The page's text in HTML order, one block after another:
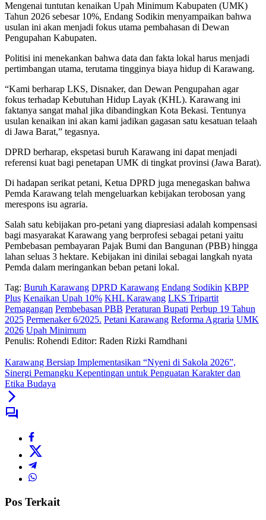
Mengenai tuntutan kenaikan Upah Minimum Kabupaten (UMK)
Tahun 2026 sebesar 10%, Endang Sodikin menyampaikan bahwa
usulan ini akan menjadi fokus utama pembahasan di Dewan
Pengupahan Kabupaten.
Politisi ini menekankan bahwa data dan fakta lokal harus menjadi
pertimbangan utama, terutama tingginya biaya hidup di Karawang.
“Kami berharap LKS, Disnaker, dan Dewan Pengupahan agar
fokus terhadap Kebutuhan Hidup Layak (KHL). Karawang ini
faktanya sangat mahal jika dibandingkan Kota Bekasi. Tentunya
usulan kenaikan ini akan kami jadikan gagasan satu kesatuan telaah
di Jawa Barat,” tegasnya.
DPRD berharap, ekspetasi buruh Karawang ini dapat menjadi
referensi kuat bagi penetapan UMK di tingkat provinsi (Jawa Barat).
Di hadapan serikat petani, Ketua DPRD juga menegaskan bahwa
Pemda Karawang telah mengeluarkan kebijakan terobosan yang
merespons isu agraria.
Salah satu kebijakan pro-petani yang diapresiasi adalah kompensasi
bagi masyarakat Karawang yang berprofesi sebagai petani yaitu
Pembebasan pembayaran Pajak Bumi dan Bangunan (PBB) hingga
lahan seluas 3 hektare. Kebijakan ini dinilai sebagai langkah nyata
Pemda dalam meringankan beban petani lokal.
Tag: Buruh Karawang DPRD Karawang Endang Sodikin KBPP
Plus Kenaikan Upah 10% KHL Karawang LKS Tripartit
Pemagangan Pembebasan PBB Peraturan Bupati Perbup 19 Tahun
2025 Permenaker 6/2025. Petani Karawang Reforma Agraria UMK
2026 Upah Minimum
Penulis: Rohendi Editor: Raden Rizki Ramdhani
Karawang Bersiap Implementasikan “Nyeni di Sakola 2026”,
Sinergi Pemangku Kepentingan untuk Penguatan Karakter dan
Etika Budaya
Pos Terkait